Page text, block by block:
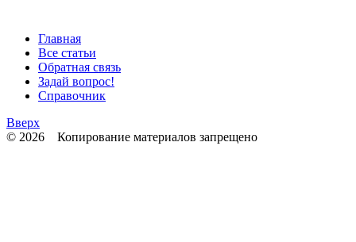
Главная
Все статьи
Обратная связь
Задай вопрос!
Справочник
Вверх
© 2026 Копирование материалов запрещено